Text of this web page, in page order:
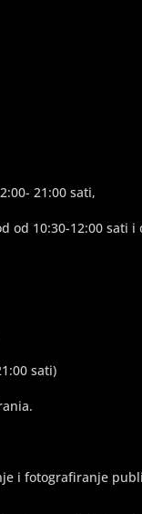
21:00 sati,
od 10:30-12:00 sati i
sati)
i fotografiranje